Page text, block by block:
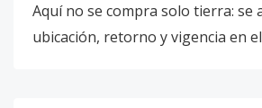
Aquí no se compra solo tierra: se
ubicación, retorno y vigencia en